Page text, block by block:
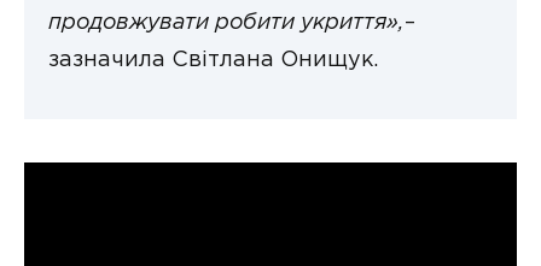
продовжувати робити укриття»,–
зазначила Світлана Онищук.